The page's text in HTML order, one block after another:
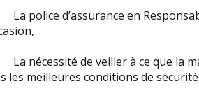
police d’assurance en
nécessité de veiller à ce que la
les meilleures conditions de